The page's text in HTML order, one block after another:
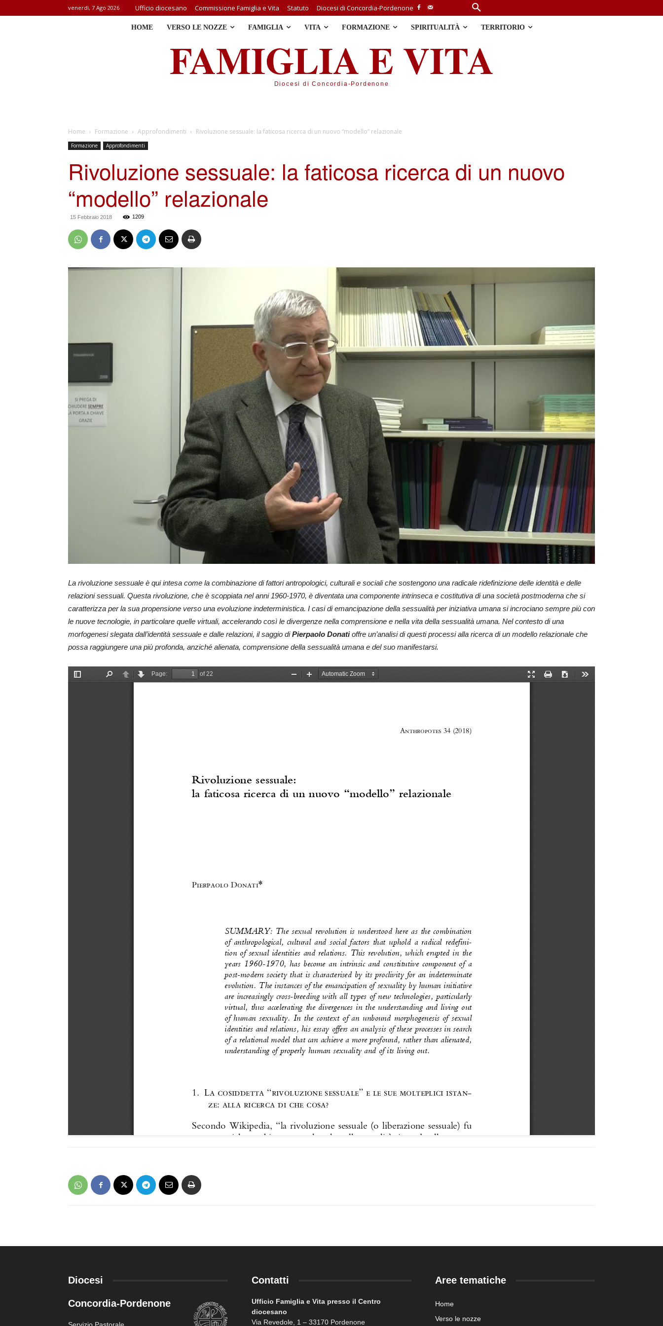
venerdì, 7 Ago 2026 Ufficio diocesano Commissione Famiglia e Vita Statuto Diocesi di Concordia-Pordenone
HOME VERSO LE NOZZE FAMIGLIA VITA FORMAZIONE SPIRITUALITÀ TERRITORIO
FAMIGLIA E VITA
Diocesi di Concordia-Pordenone
Home Formazione Approfondimenti Rivoluzione sessuale: la faticosa ricerca di un nuovo “modello” relazionale
Formazione Approfondimenti
Rivoluzione sessuale: la faticosa ricerca di un nuovo
“modello” relazionale
15 Febbraio 2018 1209
La rivoluzione sessuale è qui intesa come la combinazione di fattori antropologici, culturali e sociali che sostengono una radicale ridefinizione delle identità e delle
relazioni sessuali. Questa rivoluzione, che è scoppiata nel anni 1960-1970, è diventata una componente intrinseca e costitutiva di una società postmoderna che si
caratterizza per la sua propensione verso una evoluzione indeterministica. I casi di emancipazione della sessualità per iniziativa umana si incrociano sempre più con
le nuove tecnologie, in particolare quelle virtuali, accelerando così le divergenze nella comprensione e nella vita della sessualità umana. Nel contesto di una
morfogenesi slegata dall’identità sessuale e dalle relazioni, il saggio diPierpaolo Donatioffre un’analisi di questi processi alla ricerca di un modello relazionale che
possa raggiungere una più profonda, anziché alienata, comprensione della sessualità umana e del suo manifestarsi.
Diocesi
Concordia-Pordenone
Contatti
Ufficio Famiglia e Vita presso il Centro
diocesano
Via Revedole, 1 – 33170 Pordenone
Aree tematiche
Home
Verso le nozze